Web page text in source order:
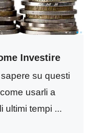
Investire
su questi
usarli a
ultimi tempi ...